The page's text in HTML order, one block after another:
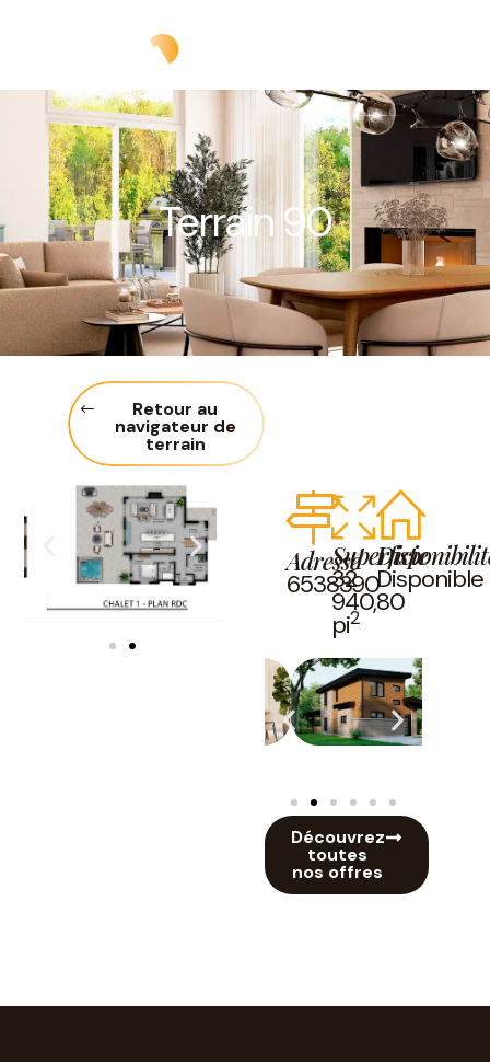
Terrain 90
Retour au
navigateur de
terrain
Adresse
6538390
Superficie
32
940,80
pi2
Disponible
Découvrez
toutes
nos offres